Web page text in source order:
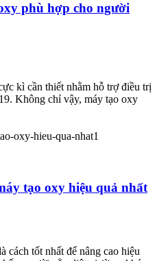
phù hợp cho người
kì cần thiết nhằm hỗ trợ điều trị
Không chỉ vậy, máy tạo oxy
tạo oxy hiệu quả nhất
cách tốt nhất để nâng cao hiệu